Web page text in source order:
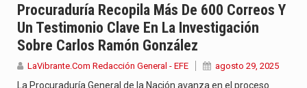
Procuraduría Recopila Más De 600 Correos Y
Un Testimonio Clave En La Investigación
Sobre Carlos Ramón González
LaVibrante.Com Redacción General - EFE agosto 29, 2025
La Procuraduría General de la Nación avanza en el proceso